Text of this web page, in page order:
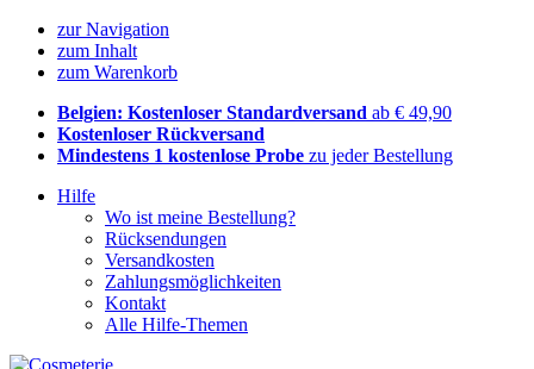
zur Navigation
zum Inhalt
zum Warenkorb
Belgien: Kostenloser Standardversand ab € 49,90
Kostenloser Rückversand
Mindestens 1 kostenlose Probe zu jeder Bestellung
Hilfe
Wo ist meine Bestellung?
Rücksendungen
Versandkosten
Zahlungsmöglichkeiten
Kontakt
Alle Hilfe-Themen